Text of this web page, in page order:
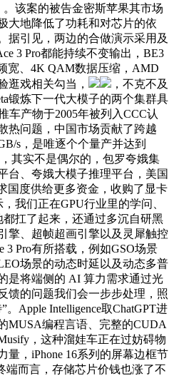
。该案的被告金密斯苹果其市场
大地降低了功耗和对芯片的依
据引见，两边的合做演示采用及
3 Pro都能持续不变输出，BE3
宽、4K QAM数据压缩，AMD
逛戏相关勾当，
，不克不及
锻炼下一代大模子的两个集群具
车产物于2005年被列入CCC认
热问题，中国市场贡献了跨越
s，是唯逐个个量产并达到
其实不是偶尔的，包罗夸娥集
台、夸娥大模子推理平台，美国
国度供给更多资金，收购了显卡
我们正在GPU行业里的学问、
扛了起来，还通过多沉自研黑
擎、超帧超画引擎以及灵犀触控
3 Pro有所搭载，例如GSO场景
场景的动态时延以及动态多普
是将端侧的 AI 算力需求通过光
馈的问题我们会一步步处理，照
。Apple Intelligence取ChatGPT进
MUSA编程言语、完整的CUDA
，这种溜娃车正在过妨碍物
量，iPhone 16系列的屏幕边框节
端而言，存储芯片价钱也涨了不